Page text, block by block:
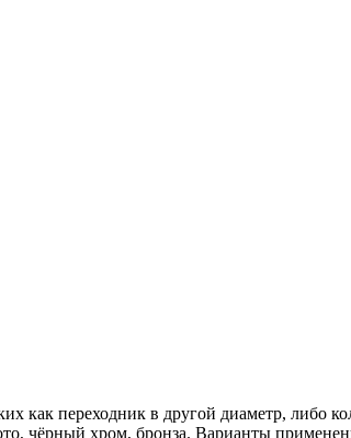
как переходник в другой диаметр, либо
чёрный хром, бронза. Варианты